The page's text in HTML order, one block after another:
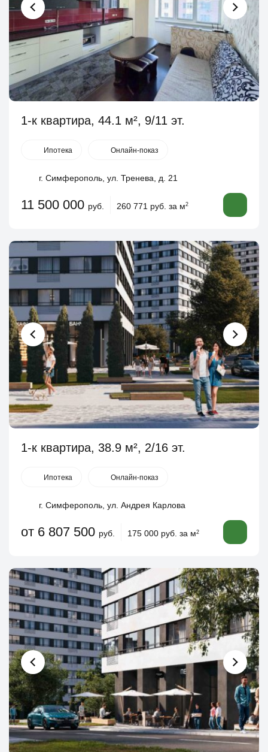
1-к квартира, 44.1 м², 9/11 эт.
Ипотека Онлайн-показ
г. Симферополь, ул. Тренева, д. 21
11 500 000 руб. 260 771 руб. за м2
1-к квартира, 38.9 м², 2/16 эт.
Ипотека Онлайн-показ
г. Симферополь, ул. Андрея Карлова
от 6 807 500 руб. 175 000 руб. за м2